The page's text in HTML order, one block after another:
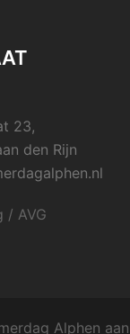
23,
den Rijn
/ AVG
Alphen